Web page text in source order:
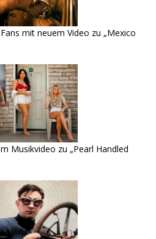
mit neuem Video zu „Mexico
Musikvideo zu „Pearl Handled